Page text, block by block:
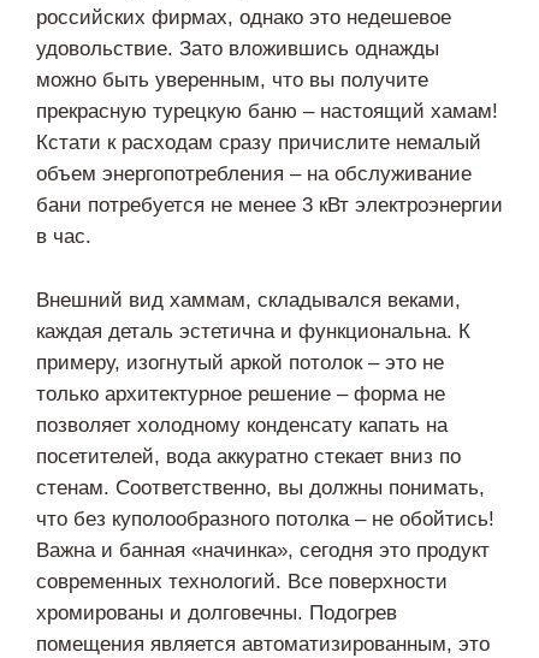
российских фирмах, однако это недешевое
удовольствие. Зато вложившись однажды
можно быть уверенным, что вы получите
прекрасную турецкую баню – настоящий хамам!
Кстати к расходам сразу причислите немалый
объем энергопотребления – на обслуживание
бани потребуется не менее 3 кВт электроэнергии
в час.
Внешний вид хаммам, складывался веками,
каждая деталь эстетична и функциональна. К
примеру, изогнутый аркой потолок – это не
только архитектурное решение – форма не
позволяет холодному конденсату капать на
посетителей, вода аккуратно стекает вниз по
стенам. Соответственно, вы должны понимать,
что без куполообразного потолка – не обойтись!
Важна и банная «начинка», сегодня это продукт
современных технологий. Все поверхности
хромированы и долговечны. Подогрев
помещения является автоматизированным, это